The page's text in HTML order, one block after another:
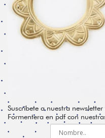
Suscríbete a nuestra
Formentera en pdf con